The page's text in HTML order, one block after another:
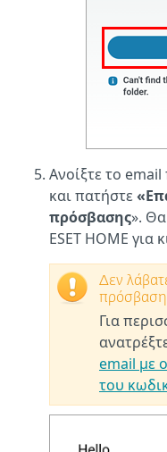
Ανοίξτε το
και πατήστε
πρόσβασης».
ESET HOME για
Δεν
Για
email με
του